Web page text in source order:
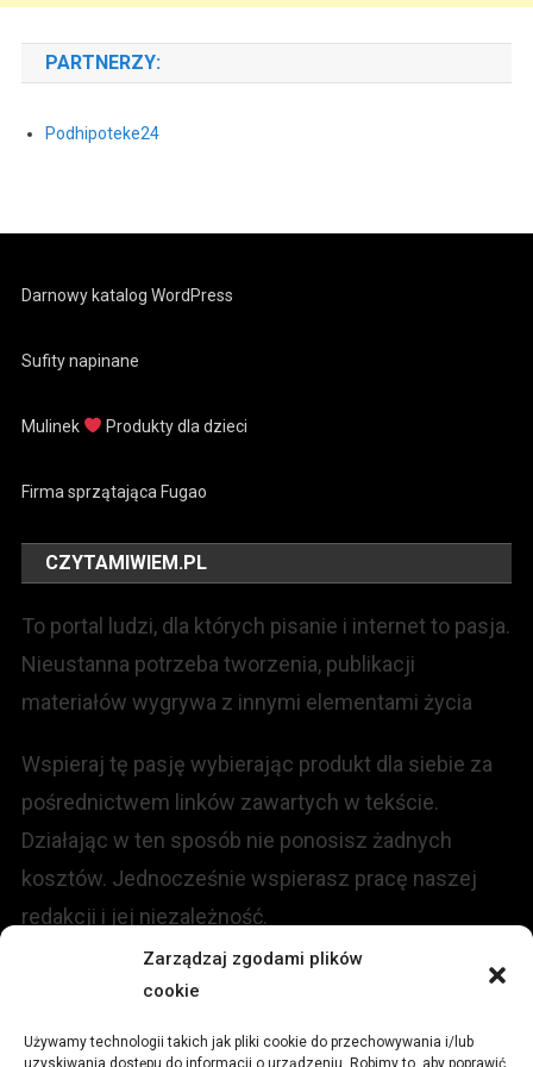
Zarządzaj zgodami plików
cookie
Używamy technologii takich jak pliki cookie do przechowywania i/lub
uzyskiwania dostępu do informacji o urządzeniu. Robimy to, aby poprawić
PARTNERZY:
Podhipoteke24
Darnowy katalog WordPress
Sufity napinane
Mulinek Produkty dla dzieci
Firma sprzątająca Fugao
CZYTAMIWIEM.PL
To portal ludzi, dla których pisanie i internet to pasja.
Nieustanna potrzeba tworzenia, publikacji
materiałów wygrywa z innymi elementami życia
Wspieraj tę pasję wybierając produkt dla siebie za
pośrednictwem linków zawartych w tekście.
Działając w ten sposób nie ponosisz żadnych
kosztów. Jednocześnie wspierasz pracę naszej
redakcji i jej niezależność.
Redakcja portalu: